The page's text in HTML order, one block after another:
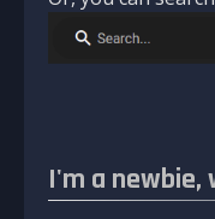
I'm a